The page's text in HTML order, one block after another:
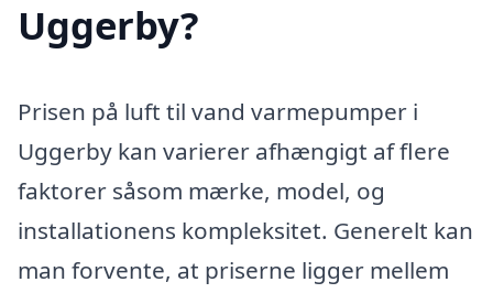
Uggerby?
Prisen på luft til vand varmepumper i
Uggerby kan varierer afhængigt af flere
faktorer såsom mærke, model, og
installationens kompleksitet. Generelt kan
man forvente, at priserne ligger mellem